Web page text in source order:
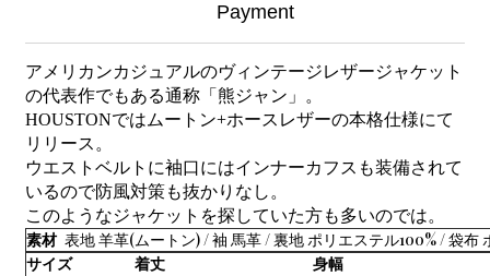
Payment
アメリカンカジュアルのヴィンテージレザージャケット
の代表作でもある通称「熊ジャン」。
HOUSTONではムートン+ホースレザーの本格仕様にて
リリース。
ウエストベルトに袖口にはインナーカフスも装備されて
いるので防風対策も抜かりなし。
このようなジャケットを探していた方も多いのでは。
素材 表地 羊革(ムートン) / 袖 馬革 / 裏地 ポリエステル100% / 袋布
サイズ
着丈
身幅